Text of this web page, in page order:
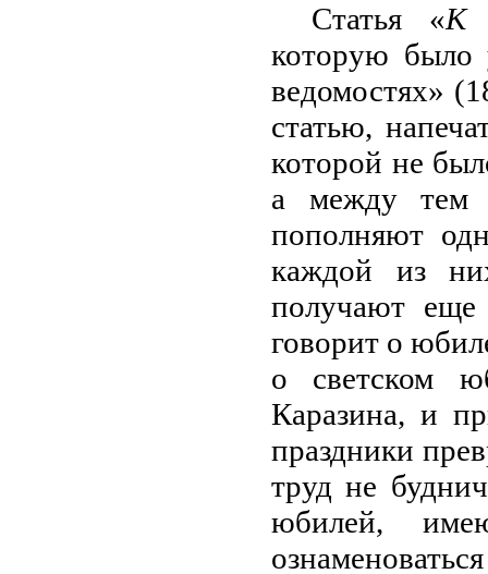
Статья «К
которую было
ведомостях»
статью,
которой не
а между тем
пополняют
каждой из
получают еще
говорит о
о светском
Каразина, и
праздники
труд не
юбилей,